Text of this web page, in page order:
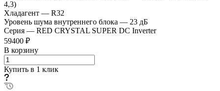
4,3)
Хладагент — R32
Уровень шума внутреннего блока — 23 дБ
Серия — RED CRYSTAL SUPER DC Inverter
59400 ₽
В корзину
Купить в 1 клик